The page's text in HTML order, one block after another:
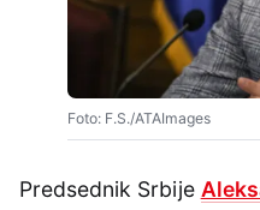
Foto: F.S./ATAImages
Predsednik Srbije